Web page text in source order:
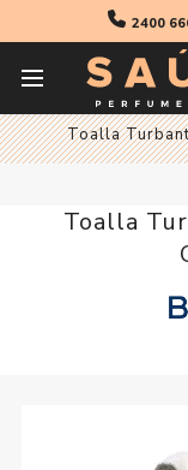
2400
Maquillaje
Toalla
Toalla